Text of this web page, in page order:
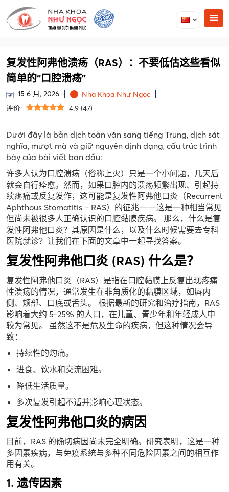
复发性阿弗他溃疡（RAS）：不要低估这些看似
简单的“口腔溃疡”
15 6 月, 2026
Nha Khoa Như Ngọc
评价:
4.9 (47)
Dưới đây là bản dịch toàn văn sang tiếng Trung, dịch sát
nghĩa, mượt mà và giữ nguyên định dạng, cấu trúc trình
bày của bài viết ban đầu:
许多人认为口腔溃疡（俗称上火）只是一个小问题，几天后
就会自行痊愈。然而，如果口腔内的溃疡频繁出现、引起持
续疼痛或反复发作，这可能是复发性阿弗他口炎（Recurrent
Aphthous Stomatitis – RAS）的征兆——这是一种相当常见
但尚未被很多人正确认识的口腔黏膜疾病。 那么，什么是复
发性阿弗他口炎？其原因是什么，以及什么时候需要去专科
医院就诊？让我们在下面的文章中一起寻找答案。
复发性阿弗他口炎 (RAS) 什么是？
复发性阿弗他口炎（RAS）是指在口腔黏膜上反复出现疼痛
性溃疡的情况，通常发生在非角质化的黏膜区域，如唇内
侧、颊部、口底或舌头。 根据最新的研究和治疗指南，RAS
影响着大约 5-25% 的人口，在儿童、青少年和年轻成人中
较为常见。 虽然这不是危及生命的疾病，但这种情况会导
致：
持续性的灼痛。
进食、饮水和交流困难。
降低生活质量。
多次复发引起不适并影响心理状态。
复发性阿弗他口炎的病因
目前，RAS 的确切病因尚未完全明确。研究表明，这是一种
多因素疾病，与免疫系统与多种不同危险因素之间的相互作
用有关。
1. 遗传因素